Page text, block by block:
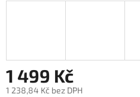
1 499 Kč
1 238,84 Kč bez DPH